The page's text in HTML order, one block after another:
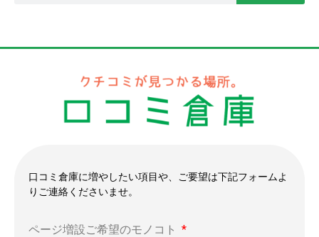
口コミ倉庫に増やしたい項目や、ご要望は下記フォームよ
りご連絡くださいませ。
ページ増設ご希望のモノコト